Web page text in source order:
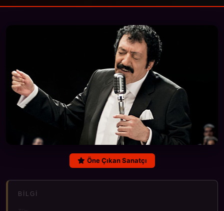
Öne Çıkan Sanatçı
BILGI